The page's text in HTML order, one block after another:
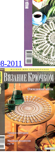
2011